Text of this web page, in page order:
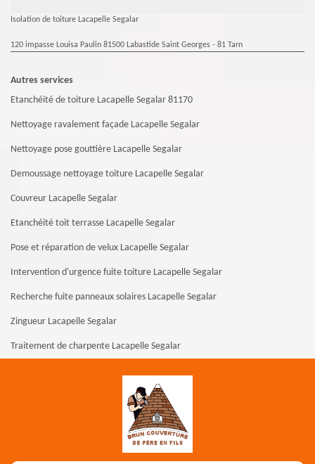
Isolation de toiture Lacapelle Segalar
120 impasse Louisa Paulin 81500 Labastide Saint Georges - 81 Tarn
Autres services
Etanchéité de toiture Lacapelle Segalar 81170
Nettoyage ravalement façade Lacapelle Segalar
Nettoyage pose gouttière Lacapelle Segalar
Demoussage nettoyage toiture Lacapelle Segalar
Couvreur Lacapelle Segalar
Etanchéité toit terrasse Lacapelle Segalar
Pose et réparation de velux Lacapelle Segalar
Intervention d'urgence fuite toiture Lacapelle Segalar
Recherche fuite panneaux solaires Lacapelle Segalar
Zingueur Lacapelle Segalar
Traitement de charpente Lacapelle Segalar